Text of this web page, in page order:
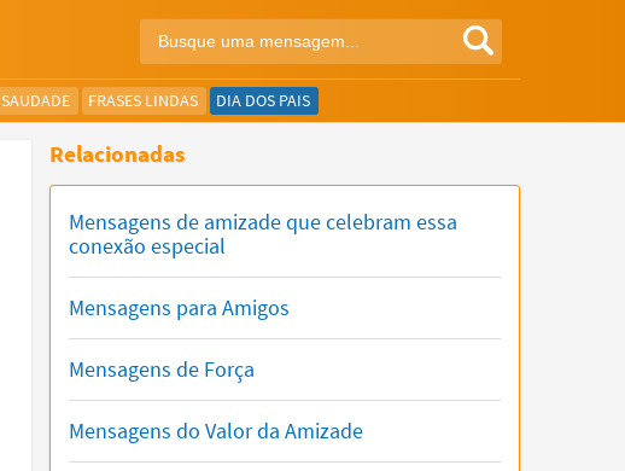
SAUDADE FRASES LINDAS DIA DOS PAIS
Relacionadas
Mensagens de amizade que celebram essa
conexão especial
Mensagens para Amigos
Mensagens de Força
Mensagens do Valor da Amizade